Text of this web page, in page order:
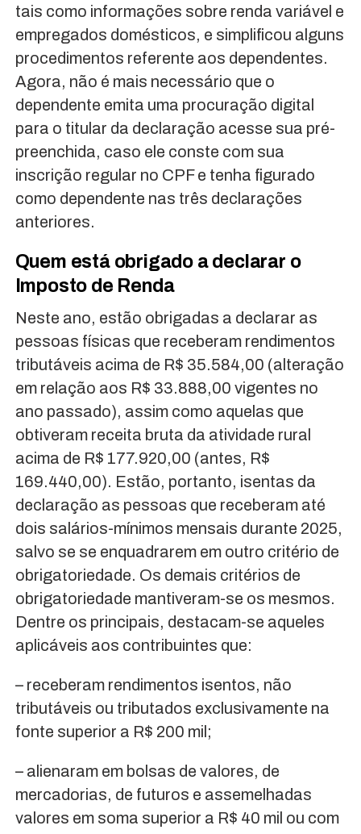
tais como informações sobre renda variável e
empregados domésticos, e simplificou alguns
procedimentos referente aos dependentes.
Agora, não é mais necessário que o
dependente emita uma procuração digital
para o titular da declaração acesse sua pré-
preenchida, caso ele conste com sua
inscrição regular no CPF e tenha figurado
como dependente nas três declarações
anteriores.
Quem está obrigado a declarar o
Imposto de Renda
Neste ano, estão obrigadas a declarar as
pessoas físicas que receberam rendimentos
tributáveis acima de R$ 35.584,00 (alteração
em relação aos R$ 33.888,00 vigentes no
ano passado), assim como aquelas que
obtiveram receita bruta da atividade rural
acima de R$ 177.920,00 (antes, R$
169.440,00). Estão, portanto, isentas da
declaração as pessoas que receberam até
dois salários-mínimos mensais durante 2025,
salvo se se enquadrarem em outro critério de
obrigatoriedade. Os demais critérios de
obrigatoriedade mantiveram-se os mesmos.
Dentre os principais, destacam-se aqueles
aplicáveis aos contribuintes que:
– receberam rendimentos isentos, não
tributáveis ou tributados exclusivamente na
fonte superior a R$ 200 mil;
– alienaram em bolsas de valores, de
mercadorias, de futuros e assemelhadas
valores em soma superior a R$ 40 mil ou com